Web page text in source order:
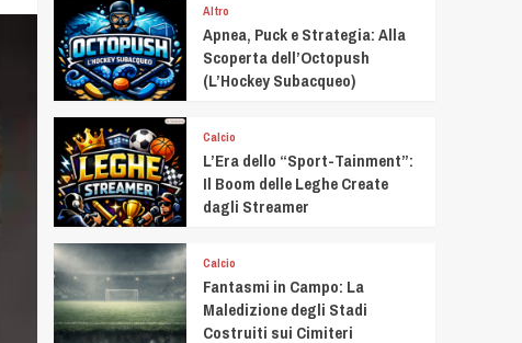
Altro
Apnea, Puck e Strategia: Alla
Scoperta dell’Octopush
(L’Hockey Subacqueo)
Calcio
L’Era dello “Sport-Tainment”:
Il Boom delle Leghe Create
dagli Streamer
Calcio
Fantasmi in Campo: La
Maledizione degli Stadi
Costruiti sui Cimiteri